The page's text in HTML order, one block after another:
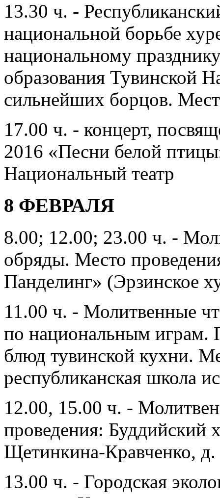
13.30 ч. -
национальной борьбе
национальному
образования Тувинской
сильнейших борцов.
17.00 ч. - концерт,
2016 «Песни белой
Национальный театр
8 ФЕВРАЛЯ
8.00; 12.00; 23.00 ч. -
обряды. Место
Панделинг» (Эрзинское
11.00 ч. - Молитвенные
по национальным играм.
блюд тувинской кухни.
республиканская школа
12.00, 15.00 ч. -
проведения: Буддийский
Щетинкина-Кравченко, д.
13.00 ч. - Городская